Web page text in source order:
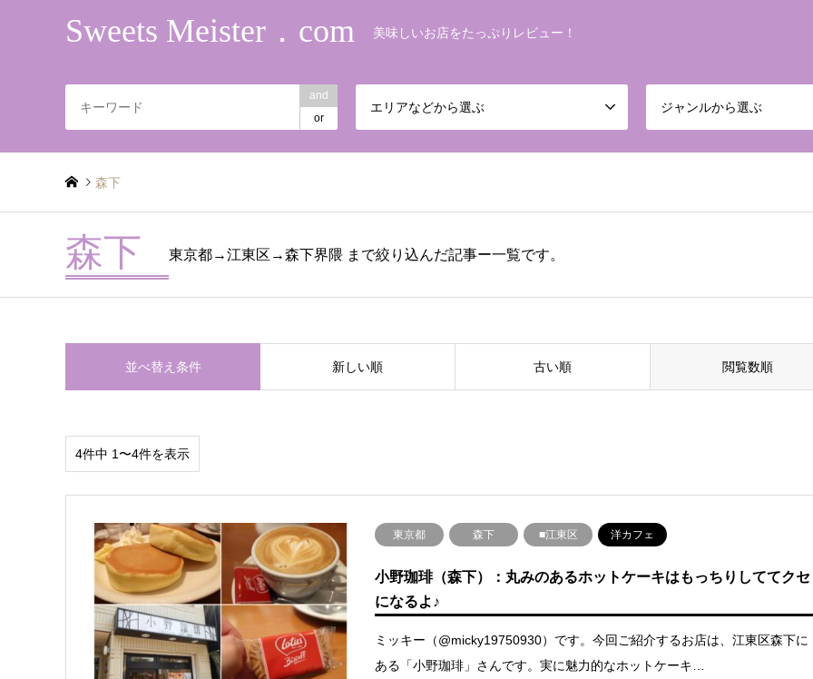
Sweets Meister．com 美味しいお店をたっぷりレビュー！
and
or
エリアなどから選ぶ ジャンルから選ぶ
森下
森下 東京都→江東区→森下界隈 まで絞り込んだ記事ー一覧です。
並べ替え条件 新しい順 古い順 閲覧数順
4件中 1〜4件を表示
東京都 森下 ■江東区 洋カフェ
小野珈琲（森下）：丸みのあるホットケーキはもっちりしててクセ
になるよ♪
ミッキー（@micky19750930）です。今回ご紹介するお店は、江東区森下に
ある「小野珈琲」さんです。実に魅力的なホットケーキ…